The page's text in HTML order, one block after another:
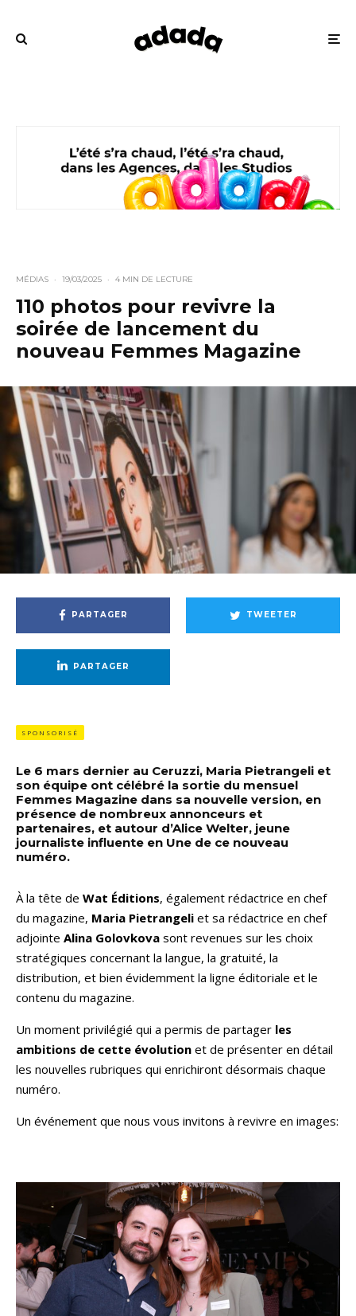
MÉDIAS · 19/03/2025 · 4 MIN DE LECTURE
110 photos pour revivre la
soirée de lancement du
nouveau Femmes Magazine
PARTAGER TWEETER
PARTAGER
SPONSORISÉ
Le 6 mars dernier au Ceruzzi, Maria Pietrangeli et
son équipe ont célébré la sortie du mensuel
Femmes Magazine dans sa nouvelle version, en
présence de nombreux annonceurs et
partenaires, et autour d’Alice Welter, jeune
journaliste influente en Une de ce nouveau
numéro.
À la tête de Wat Éditions, également rédactrice en chef
du magazine, Maria Pietrangeli et sa rédactrice en chef
adjointe Alina Golovkova sont revenues sur les choix
stratégiques concernant la langue, la gratuité, la
distribution, et bien évidemment la ligne éditoriale et le
contenu du magazine.
Un moment privilégié qui a permis de partager les
ambitions de cette évolution et de présenter en détail
les nouvelles rubriques qui enrichiront désormais chaque
numéro.
Un événement que nous vous invitons à revivre en images: